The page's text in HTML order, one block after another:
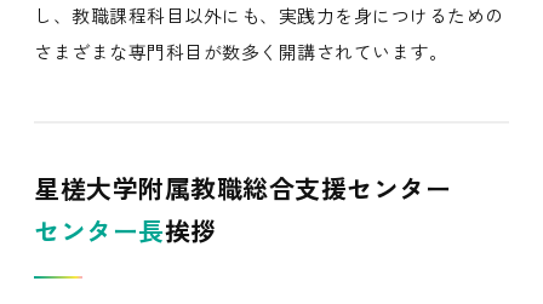
し、教職課程科目以外にも、実践力を身につけるための
さまざまな専門科目が数多く開講されています。
星槎大学附属教職総合支援センター
センター長挨拶